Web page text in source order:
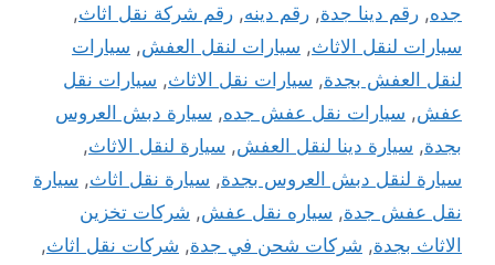
جده, رقم دينا جدة, رقم دينه, رقم شركة نقل اثاث,
سيارات لنقل الاثاث, سيارات لنقل العفش, سيارات
لنقل العفش بجدة, سيارات نقل الاثاث, سيارات نقل
عفش, سيارات نقل عفش جده, سيارة دبش العروس
بجدة, سيارة دينا لنقل العفش, سيارة لنقل الاثاث,
سيارة لنقل دبش العروس بجدة, سيارة نقل اثاث, سيارة
نقل عفش جدة, سياره نقل عفش, شركات تخزين
الاثاث بجدة, شركات شحن في جدة, شركات نقل اثاث,